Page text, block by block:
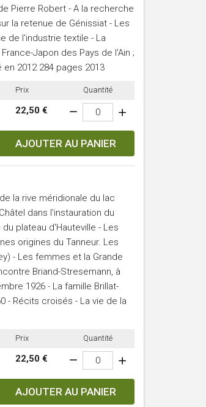
Pierre Robert - A la recherche
la retenue de Génissiat - Les
de l'industrie textile - La
Japon des Pays de l'Ain ;
2012 284 pages 2013
Prix Quantité
22,50 €
AJOUTER AU PANIER
la rive méridionale du lac
dans l'instauration du
plateau d'Hauteville - Les
origines du Tanneur. Les
- Les femmes et la Grande
Briand-Stresemann, à
1926 - La famille Brillat-
- Récits croisés - La vie de la
Prix Quantité
22,50 €
AJOUTER AU PANIER